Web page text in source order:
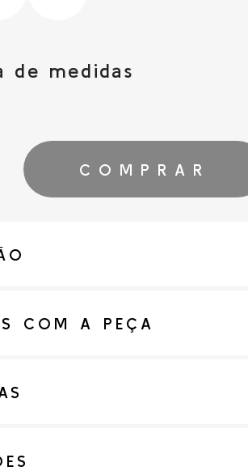
de medidas
COMPRAR
COM A PEÇA